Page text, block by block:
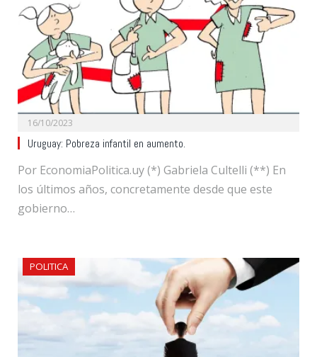
16/10/2023
Uruguay: Pobreza infantil en aumento.
Por EconomiaPolitica.uy (*) Gabriela Cultelli (**) En
los últimos años, concretamente desde que este
gobierno…
POLITICA